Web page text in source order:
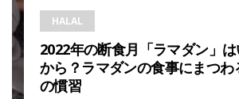
HALAL
2022年の断食月「ラマダン」
から？ラマダンの食事にまつわ
の慣習